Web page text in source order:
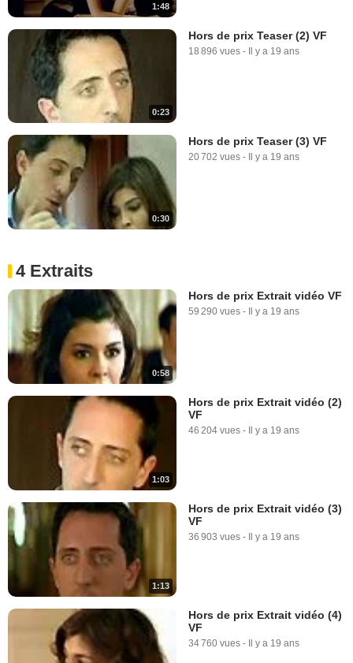
1:48
0:23
Hors de prix Teaser (2) VF
18 896 vues - Il y a 19 ans
0:30
Hors de prix Teaser (3) VF
20 702 vues - Il y a 19 ans
4 Extraits
0:58
Hors de prix Extrait vidéo VF
59 290 vues - Il y a 19 ans
1:03
Hors de prix Extrait vidéo (2)
VF
46 204 vues - Il y a 19 ans
1:13
Hors de prix Extrait vidéo (3)
VF
36 903 vues - Il y a 19 ans
Hors de prix Extrait vidéo (4)
VF
34 760 vues - Il y a 19 ans